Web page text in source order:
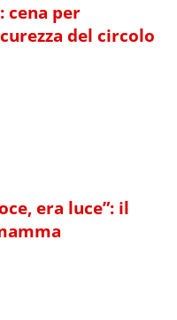
cena per
del circolo
era luce”: il